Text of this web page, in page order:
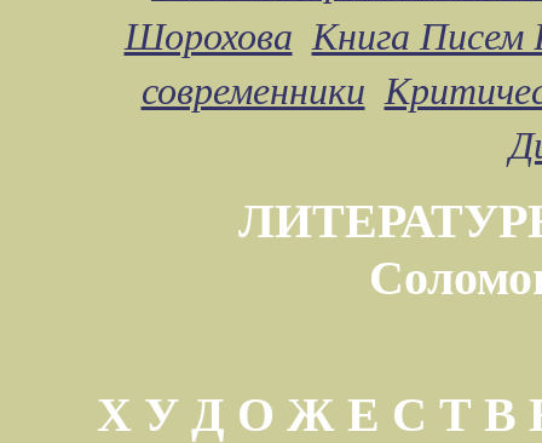
Шорохова Книга Писем
современники
Х У Д О Ж Е С Т